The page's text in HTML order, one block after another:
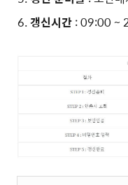
갱신시간 : 09:00 ~